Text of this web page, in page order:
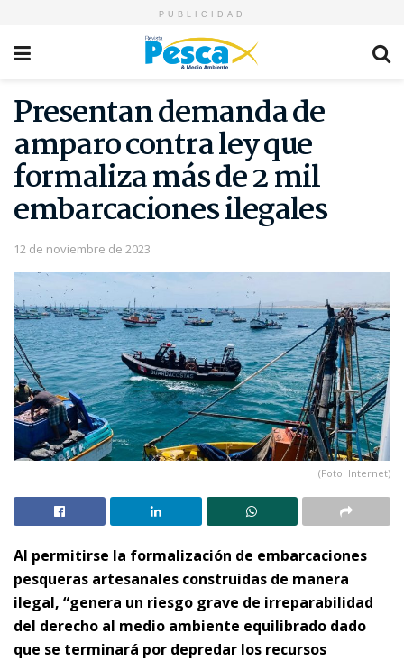
PUBLICIDAD
Presentan demanda de
amparo contra ley que
formaliza más de 2 mil
embarcaciones ilegales
12 de noviembre de 2023
(Foto: Internet)
Al permitirse la formalización de embarcaciones
pesqueras artesanales construidas de manera
ilegal, “genera un riesgo grave de irreparabilidad
del derecho al medio ambiente equilibrado dado
que se terminará por depredar los recursos